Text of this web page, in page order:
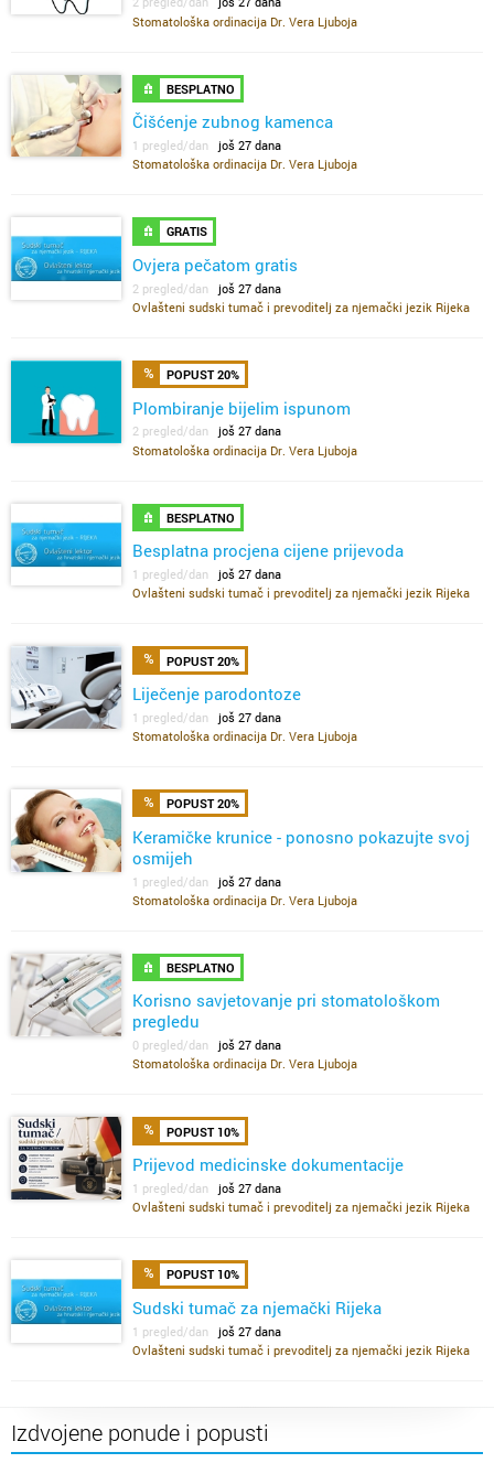
Stomatološka ordinacija Dr. Vera Ljuboja
BESPLATNO
Čišćenje zubnog kamenca
1 pregled/dan još 27 dana
Stomatološka ordinacija Dr. Vera Ljuboja
GRATIS
Ovjera pečatom gratis
2 pregled/dan još 27 dana
Ovlašteni sudski tumač i prevoditelj za njemački jezik Rijeka
POPUST 20%
Plombiranje bijelim ispunom
2 pregled/dan još 27 dana
Stomatološka ordinacija Dr. Vera Ljuboja
BESPLATNO
Besplatna procjena cijene prijevoda
1 pregled/dan još 27 dana
Ovlašteni sudski tumač i prevoditelj za njemački jezik Rijeka
POPUST 20%
Liječenje parodontoze
1 pregled/dan još 27 dana
Stomatološka ordinacija Dr. Vera Ljuboja
POPUST 20%
Keramičke krunice - ponosno pokazujte svoj
osmijeh
1 pregled/dan još 27 dana
Stomatološka ordinacija Dr. Vera Ljuboja
BESPLATNO
Korisno savjetovanje pri stomatološkom
pregledu
0 pregled/dan još 27 dana
Stomatološka ordinacija Dr. Vera Ljuboja
POPUST 10%
Prijevod medicinske dokumentacije
1 pregled/dan još 27 dana
Ovlašteni sudski tumač i prevoditelj za njemački jezik Rijeka
POPUST 10%
Sudski tumač za njemački Rijeka
1 pregled/dan još 27 dana
Ovlašteni sudski tumač i prevoditelj za njemački jezik Rijeka
Izdvojene ponude i popusti